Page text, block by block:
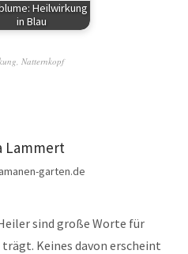
Heilwirkung
in Blau
, Natternkopf
Lammert
garten.de
sind große Worte für
Keines davon erscheint